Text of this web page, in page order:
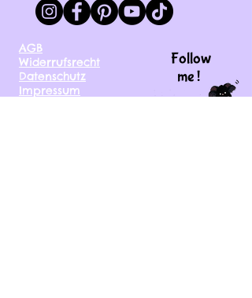
AGB
Widerrufsrecht
Datenschutz
Impressum
Follow
me !